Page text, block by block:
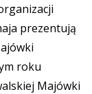
prezentują
roku
Majówki